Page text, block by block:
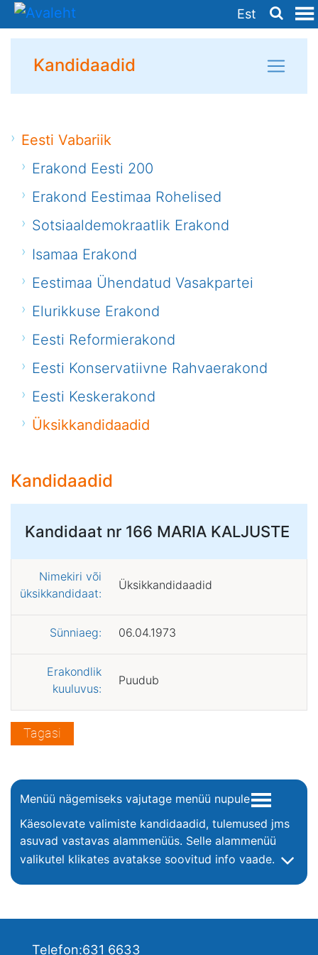
Est
Kandidaadid
Eesti Vabariik
Erakond Eesti 200
Erakond Eestimaa Rohelised
Sotsiaaldemokraatlik Erakond
Isamaa Erakond
Eestimaa Ühendatud Vasakpartei
Elurikkuse Erakond
Eesti Reformierakond
Eesti Konservatiivne Rahvaerakond
Eesti Keskerakond
Üksikkandidaadid
Kandidaadid
Kandidaat nr 166 MARIA KALJUSTE
Nimekiri või
üksikkandidaat:
Üksikkandidaadid
Sünniaeg: 06.04.1973
Erakondlik
kuuluvus:
Puudub
Tagasi
Menüü nägemiseks vajutage menüü nupule
Käesolevate valimiste kandidaadid, tulemused jms
asuvad vastavas alammenüüs. Selle alammenüü
valikutel klikates avatakse soovitud info vaade.
Telefon:631 6633